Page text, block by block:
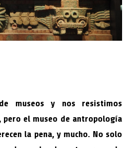
museos y nos resistimos
el museo de antropología
la pena, y mucho. No solo